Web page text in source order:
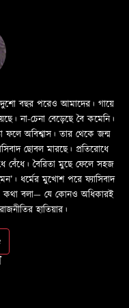
দুশো বছর পরেও আমাদের। গায়ে
না-চেনা বেড়েছে বৈ কমেনি।
অবিশ্বাস। তার থেকে জন্ম
ছোবল মারছে। প্রতিরোধে
বৈরিতা মুছে ফেলে সহজ
ধর্মের মুখোশ পরে ফ্যাসিবাদ
কথা বলা—­­ যে কোনও অধিকারই
হাতিয়ার।